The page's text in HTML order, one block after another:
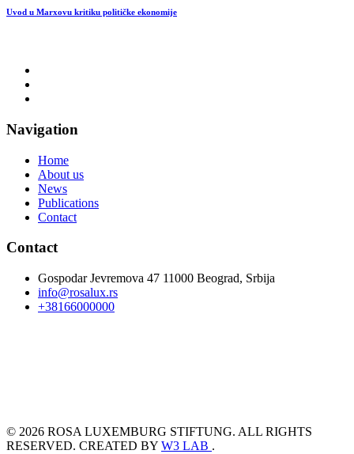
Uvod u Marxovu kritiku političke ekonomije
Navigation
Home
About us
News
Publications
Contact
Contact
Gospodar Jevremova 47 11000 Beograd, Srbija
info@rosalux.rs
+38166000000
© 2026 ROSA LUXEMBURG STIFTUNG. ALL RIGHTS
RESERVED. CREATED BY W3 LAB .